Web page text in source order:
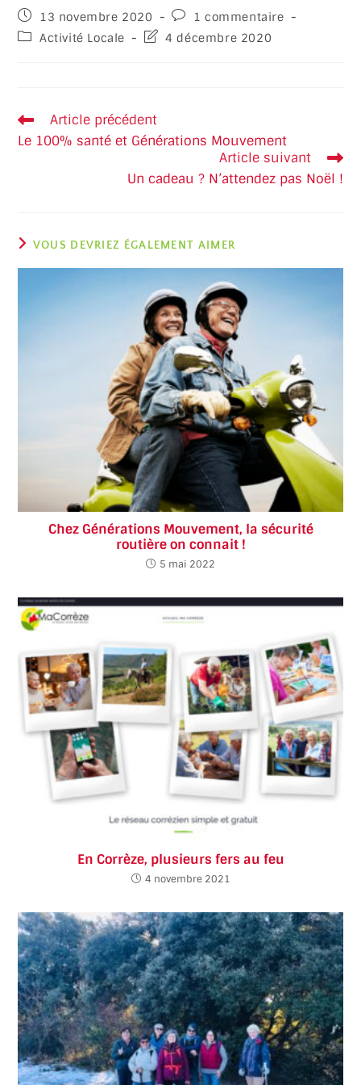
13 novembre 2020
1 commentaire
Activité Locale
4 décembre 2020
Article précédent
Le 100% santé et Générations Mouvement
Article suivant
Un cadeau ? N’attendez pas Noël !
VOUS DEVRIEZ ÉGALEMENT AIMER
Chez Générations Mouvement, la sécurité
routière on connait !
5 mai 2022
En Corrèze, plusieurs fers au feu
4 novembre 2021